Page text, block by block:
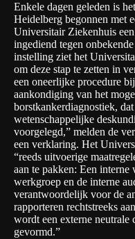
Enkele dagen geleden is
Heidelberg begonnen met
Universitair Ziekenhuis
ingediend tegen
instelling ziet het
om deze stap te zetten in
een oneerlijke procedure
aankondiging van het
borstkankerdiagnostiek,
wetenschappelijke
voorgelegd,” melden de
een verklaring. Het
“reeds uitvoerige
aan te pakken: Een interne
werkgroep en de interne
verantwoordelijk voor de
rapporteren rechtstreeks
wordt een externe neutrale
gevormd.”